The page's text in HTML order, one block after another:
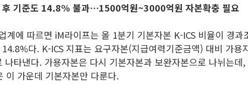
후 기준도 14.8% 불과…1500억원~3000억원 자본확충 필요
계에 따르면 iM라이프는 올 1분기 기본자본 K-ICS 비율이 경과
다. K-ICS 지표는 요구자본(지급여력기준금액) 대비 가용
나타낸다. 가용자본은 다시 기본자본과 보완자본으로 나뉘는데
이 가운데 기본자본만 다룬다.